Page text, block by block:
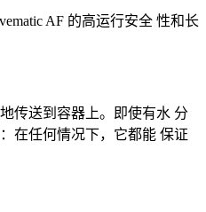
AF 的高运行安全 性和长
传送到容器上。即使有水 分
在任何情况下，它都能 保证